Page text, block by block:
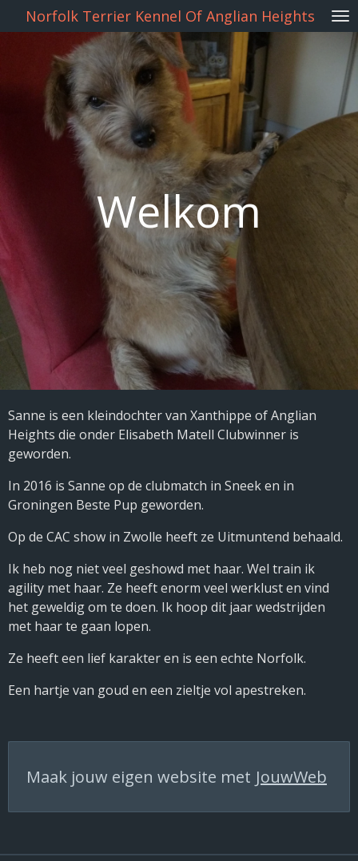
direct
hoofdinhoud
Norfolk Terrier Kennel Of Anglian Heights
Welkom
Sanne is een kleindochter van Xanthippe of Anglian
Heights die onder Elisabeth Matell Clubwinner is
geworden.
In 2016 is Sanne op de clubmatch in Sneek en in
Groningen Beste Pup geworden.
Op de CAC show in Zwolle heeft ze Uitmuntend behaald.
Ik heb nog niet veel geshowd met haar. Wel train ik
agility met haar. Ze heeft enorm veel werklust en vind
het geweldig om te doen. Ik hoop dit jaar wedstrijden
met haar te gaan lopen.
Ze heeft een lief karakter en is een echte Norfolk.
Een hartje van goud en een zieltje vol apestreken.
Maak jouw eigen website met JouwWeb